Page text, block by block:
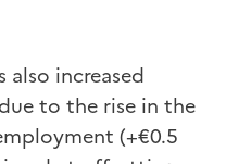
also increased
to the rise in the
(+€0.5